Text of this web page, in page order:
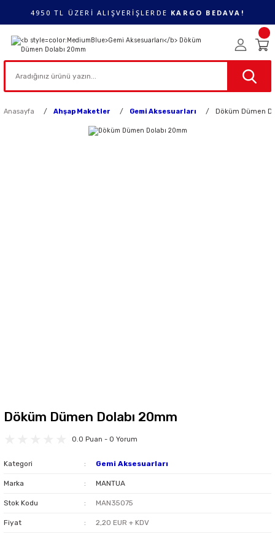
4950 TL ÜZERİ ALIŞVERİŞLERDE KARGO BEDAVA!
Anasayfa Ahşap Maketler Gemi Aksesuarları Döküm Dümen
Döküm Dümen Dolabı 20mm
0.0 Puan - 0 Yorum
Kategori Gemi Aksesuarları
Marka MANTUA
Stok Kodu MAN35075
Fiyat 2,20 EUR + KDV